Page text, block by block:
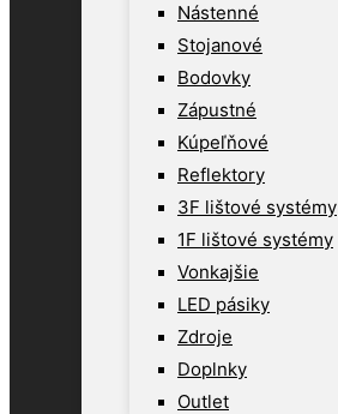
Nástenné
Stojanové
Bodovky
Zápustné
Kúpeľňové
Reflektory
3F lištové systémy
1F lištové systémy
Vonkajšie
LED pásiky
Zdroje
Doplnky
Outlet